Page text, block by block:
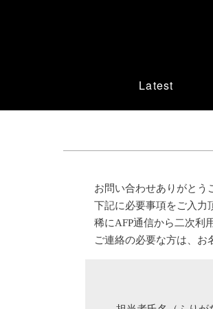
Latest
お問い合わせありがとう
下記に必要事項をご入力
稀にAFP通信から二次利
ご連絡の必要な方は、お